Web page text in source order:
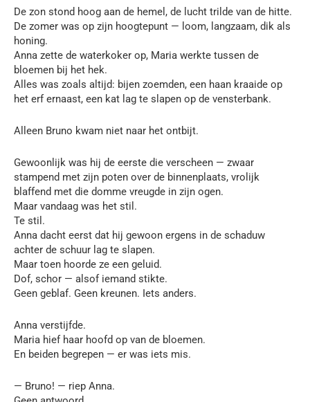
De zon stond hoog aan de hemel, de lucht trilde van de hitte.
De zomer was op zijn hoogtepunt — loom, langzaam, dik als
honing.
Anna zette de waterkoker op, Maria werkte tussen de
bloemen bij het hek.
Alles was zoals altijd: bijen zoemden, een haan kraaide op
het erf ernaast, een kat lag te slapen op de vensterbank.
Alleen Bruno kwam niet naar het ontbijt.
Gewoonlijk was hij de eerste die verscheen — zwaar
stampend met zijn poten over de binnenplaats, vrolijk
blaffend met die domme vreugde in zijn ogen.
Maar vandaag was het stil.
Te stil.
Anna dacht eerst dat hij gewoon ergens in de schaduw
achter de schuur lag te slapen.
Maar toen hoorde ze een geluid.
Dof, schor — alsof iemand stikte.
Geen geblaf. Geen kreunen. Iets anders.
Anna verstijfde.
Maria hief haar hoofd op van de bloemen.
En beiden begrepen — er was iets mis.
— Bruno! — riep Anna.